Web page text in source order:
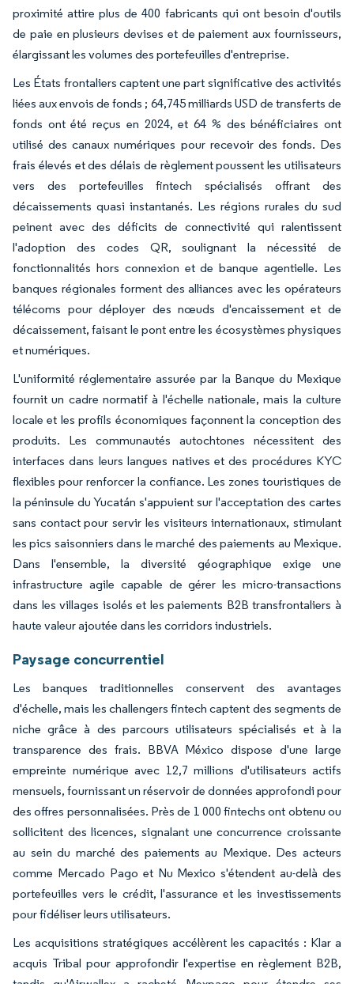
proximité attire plus de 400 fabricants qui ont besoin d'outils
de paie en plusieurs devises et de paiement aux fournisseurs,
élargissant les volumes des portefeuilles d'entreprise.
Les États frontaliers captent une part significative des activités
liées aux envois de fonds ; 64,745 milliards USD de transferts de
fonds ont été reçus en 2024, et 64 % des bénéficiaires ont
utilisé des canaux numériques pour recevoir des fonds. Des
frais élevés et des délais de règlement poussent les utilisateurs
vers des portefeuilles fintech spécialisés offrant des
décaissements quasi instantanés. Les régions rurales du sud
peinent avec des déficits de connectivité qui ralentissent
l'adoption des codes QR, soulignant la nécessité de
fonctionnalités hors connexion et de banque agentielle. Les
banques régionales forment des alliances avec les opérateurs
télécoms pour déployer des nœuds d'encaissement et de
décaissement, faisant le pont entre les écosystèmes physiques
et numériques.
L'uniformité réglementaire assurée par la Banque du Mexique
fournit un cadre normatif à l'échelle nationale, mais la culture
locale et les profils économiques façonnent la conception des
produits. Les communautés autochtones nécessitent des
interfaces dans leurs langues natives et des procédures KYC
flexibles pour renforcer la confiance. Les zones touristiques de
la péninsule du Yucatán s'appuient sur l'acceptation des cartes
sans contact pour servir les visiteurs internationaux, stimulant
les pics saisonniers dans le marché des paiements au Mexique.
Dans l'ensemble, la diversité géographique exige une
infrastructure agile capable de gérer les micro-transactions
dans les villages isolés et les paiements B2B transfrontaliers à
haute valeur ajoutée dans les corridors industriels.
Paysage concurrentiel
Les banques traditionnelles conservent des avantages
d'échelle, mais les challengers fintech captent des segments de
niche grâce à des parcours utilisateurs spécialisés et à la
transparence des frais. BBVA México dispose d'une large
empreinte numérique avec 12,7 millions d'utilisateurs actifs
mensuels, fournissant un réservoir de données approfondi pour
des offres personnalisées. Près de 1 000 fintechs ont obtenu ou
sollicitent des licences, signalant une concurrence croissante
au sein du marché des paiements au Mexique. Des acteurs
comme Mercado Pago et Nu Mexico s'étendent au-delà des
portefeuilles vers le crédit, l'assurance et les investissements
pour fidéliser leurs utilisateurs.
Les acquisitions stratégiques accélèrent les capacités : Klar a
acquis Tribal pour approfondir l'expertise en règlement B2B,